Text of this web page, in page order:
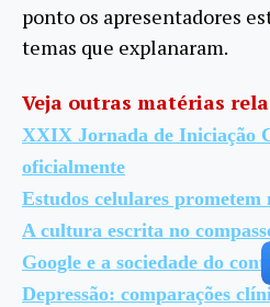
ponto os apresentadores
temas que explanaram.
Veja outras matérias
XXIX Jornada de Iniciação
oficialmente
Estudos celulares prometem
A cultura escrita no
Google e a sociedade do
Depressão: comparações